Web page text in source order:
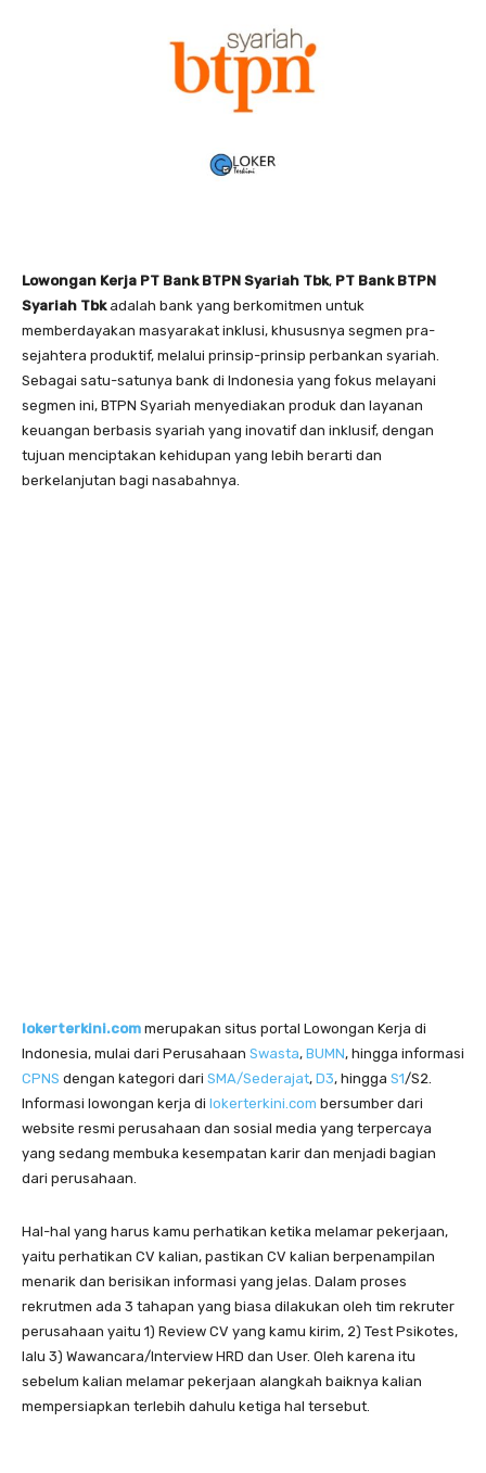
Lowongan Kerja PT Bank BTPN Syariah Tbk, PT Bank BTPN
Syariah Tbkadalah bank yang berkomitmen untuk
memberdayakan masyarakat inklusi, khususnya segmen pra-
sejahtera produktif, melalui prinsip-prinsip perbankan syariah.
Sebagai satu-satunya bank di Indonesia yang fokus melayani
segmen ini, BTPN Syariah menyediakan produk dan layanan
keuangan berbasis syariah yang inovatif dan inklusif, dengan
tujuan menciptakan kehidupan yang lebih berarti dan
berkelanjutan bagi nasabahnya.
lokerterkini.com merupakan situs portal Lowongan Kerja di
Indonesia, mulai dari Perusahaan Swasta, BUMN, hingga informasi
CPNS dengan kategori dari SMA/Sederajat, D3, hingga S1/S2.
Informasi lowongan kerja di lokerterkini.com bersumber dari
website resmi perusahaan dan sosial media yang terpercaya
yang sedang membuka kesempatan karir dan menjadi bagian
dari perusahaan.
Hal-hal yang harus kamu perhatikan ketika melamar pekerjaan,
yaitu perhatikan CV kalian, pastikan CV kalian berpenampilan
menarik dan berisikan informasi yang jelas. Dalam proses
rekrutmen ada 3 tahapan yang biasa dilakukan oleh tim rekruter
perusahaan yaitu 1) Review CV yang kamu kirim, 2) Test Psikotes,
lalu 3) Wawancara/Interview HRD dan User. Oleh karena itu
sebelum kalian melamar pekerjaan alangkah baiknya kalian
mempersiapkan terlebih dahulu ketiga hal tersebut.